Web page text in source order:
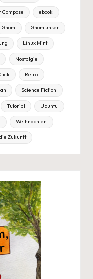
Compose ebook
Gnom Gnom unser
Linux Mint
Nostalgie
Retro
Science Fiction
Tutorial Ubuntu
Weihnachten
Zukunft